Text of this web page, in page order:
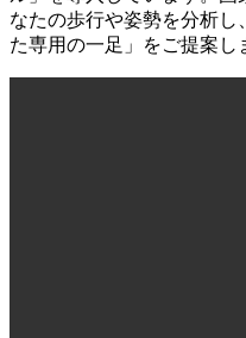
なたの歩行や姿勢を分析
た専用の一足」をご提案し